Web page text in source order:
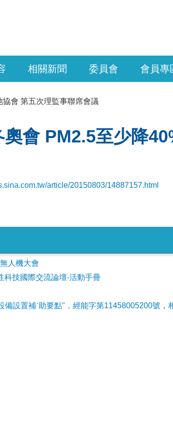
相關新聞 委員會 會員專
協會 第五次理監事聯席會議
會 PM2.5至少降
article/20150803/14887157.html
人機大會
科技國際交流論壇-活動手冊
設置補ˋ助要點"，經能字第11458005200號，